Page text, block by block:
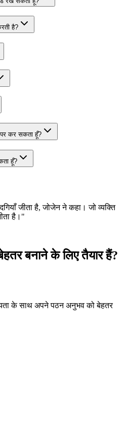
है?
पर कर सकता हूँ?
हूँ?
जीता है, जोजेन ने कहा। जो व्यक्ति
है।"
बनाने के लिए तैयार हैं?
के साथ अपने पठन अनुभव को बेहतर